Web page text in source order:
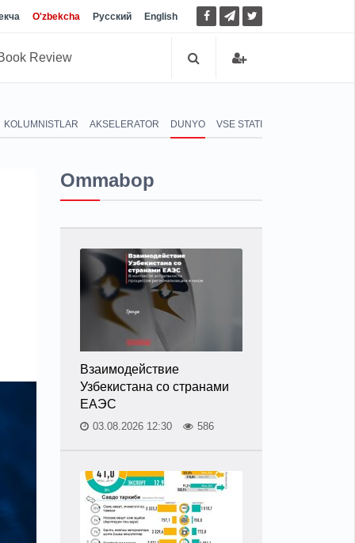
O'zbekcha Русский English
Review
KOLUMNISTLAR AKSELERATOR DUNYO VSE STATI
Ommabop
Взаимодействие
Узбекистана со странами
ЕАЭС
03.08.2026 12:30 586